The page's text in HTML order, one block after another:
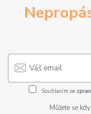
Souhlasím se
Můžete se